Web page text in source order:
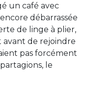
un café avec
débarrassée
de linge à plier,
avant de rejoindre
pas forcément
le